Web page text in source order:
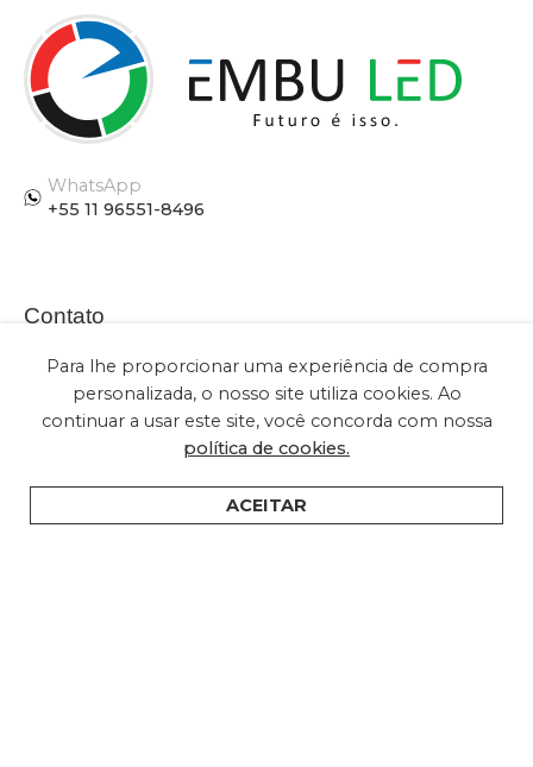
WhatsApp
+55 11 96551-8496
Contato
(+55) 11 2028-2616
sac@embuled.com
contato@embuled.com
Para lhe proporcionar uma experiência de compra
personalizada, o nosso site utiliza cookies. Ao
continuar a usar este site, você concorda com nossa
política de cookies.
ACEITAR